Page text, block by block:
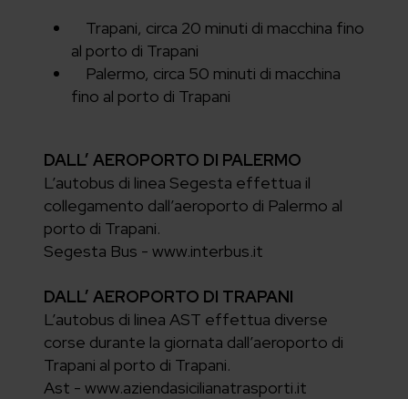
Trapani, circa 20 minuti di macchina fino
al porto di Trapani
Palermo, circa 50 minuti di macchina
fino al porto di Trapani
DALL’ AEROPORTO DI PALERMO
L’autobus di linea Segesta effettua il
collegamento dall’aeroporto di Palermo al
porto di Trapani.
Segesta Bus - www.interbus.it
DALL’ AEROPORTO DI TRAPANI
L’autobus di linea AST effettua diverse
corse durante la giornata dall’aeroporto di
Trapani al porto di Trapani.
Ast - www.aziendasicilianatrasporti.it